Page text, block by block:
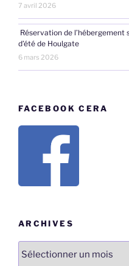
7 avril 2026
Réservation de
d’été de Houlgate
6 mars 2026
FACEBOOK CERA
ARCHIVES
Archives